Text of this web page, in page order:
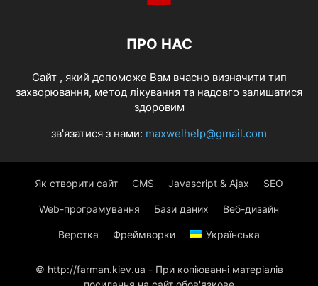
ПРО НАС
Cайт , який допоможе Вам вчасно визначити тип
захворювання, метод лікування та надовго залишатися
здоровим
зв'язатися з нами: maxwelhelp@gmail.com
Як створити сайт CMS Javascript & Ajax SEO
Web-програмування Бази даних Веб-дизайн
Верстка Фреймворки Українська
© http://farman.kiev.ua - При копіюванні матеріалів